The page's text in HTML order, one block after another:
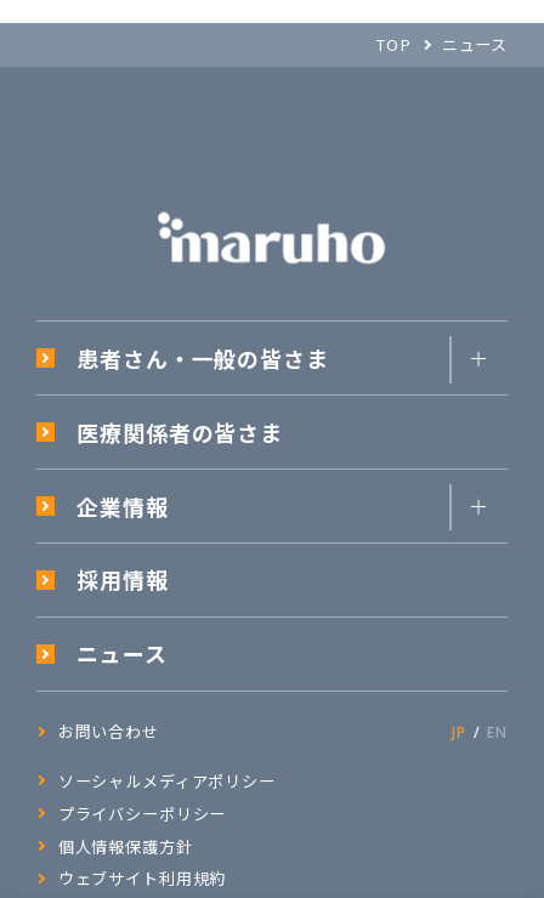
TOP ニュース
患者さん・一般の皆さま
医療関係者の皆さま
企業情報
採用情報
ニュース
お問い合わせ JP EN
ソーシャルメディアポリシー
プライバシーポリシー
個人情報保護方針
ウェブサイト利用規約